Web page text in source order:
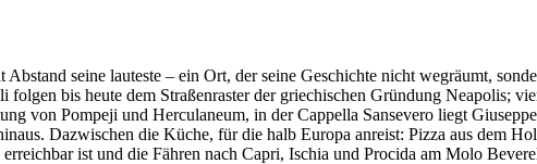
seine lauteste – ein Ort, der seine Geschichte nicht wegräumt,
bis heute dem Straßenraster der griechischen Gründung Neapolis;
von Pompeji und Herculaneum, in der Cappella Sansevero liegt
Dazwischen die Küche, für die halb Europa anreist: Pizza aus dem
ist und die Fähren nach Capri, Ischia und Procida am Molo